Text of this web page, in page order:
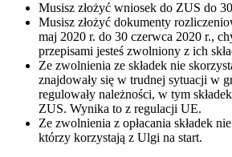
Musisz złożyć wniosek do ZUS do
Musisz złożyć dokumenty
maj 2020 r. do 30 czerwca 2020 r.,
przepisami jesteś zwolniony z ich
Ze zwolnienia ze składek nie
znajdowały się w trudnej sytuacji w
regulowały należności, w tym
ZUS. Wynika to z regulacji UE.
Ze zwolnienia z opłacania składek
którzy korzystają z Ulgi na start.